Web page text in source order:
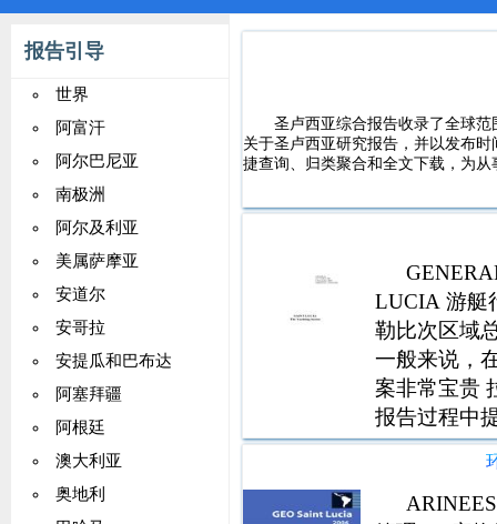
报告引导
世界
阿富汗
阿尔巴尼亚
南极洲
阿尔及利亚
美属萨摩亚
安道尔
安哥拉
安提瓜和巴布达
阿塞拜疆
阿根廷
澳大利亚
奥地利
圣卢西亚综合报告收录了全球
关于圣卢西亚研究报告，并以发布
捷查询、归类聚合和全文下载，为
LUCIA 游艇
勒比次区域
一般来说，
案非常宝贵
报告过程中
分编写的